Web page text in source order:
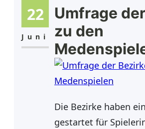
ist. Unsere erste
Herrenmannschaft
am vergangenen
letzte Spiel und
mit 2 Siegen und 2
22
Juni
Umfrage
zu den
Die Bezirke haben
gestartet für